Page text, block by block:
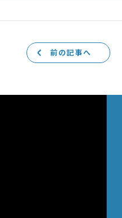
前の記事へ